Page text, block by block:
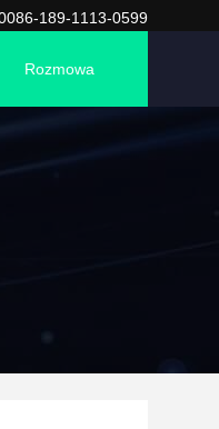
189-1113-0599
Rozmowa